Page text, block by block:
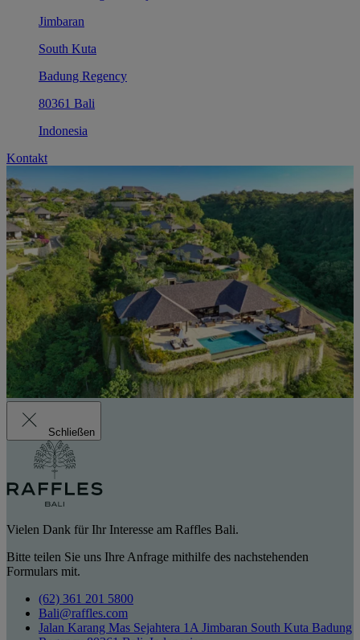
Jimbaran
South Kuta
Badung Regency
80361 Bali
Indonesia
Kontakt
Schließen
Vielen Dank für Ihr Interesse am Raffles Bali.
Bitte teilen Sie uns Ihre Anfrage mithilfe des nachstehenden
Formulars mit.
(62) 361 201 5800
Bali@raffles.com
Jalan Karang Mas Sejahtera 1A Jimbaran South Kuta Badung